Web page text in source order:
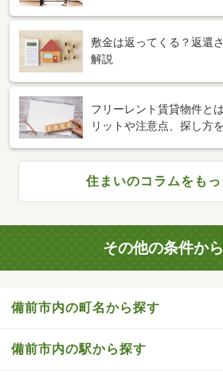
敷金は返ってくる？返還
解説
フリーレント賃貸物件と
リットや注意点、探し方
住まいのコラムをも
その他の条件か
備前市内の町名から探す
備前市内の駅から探す